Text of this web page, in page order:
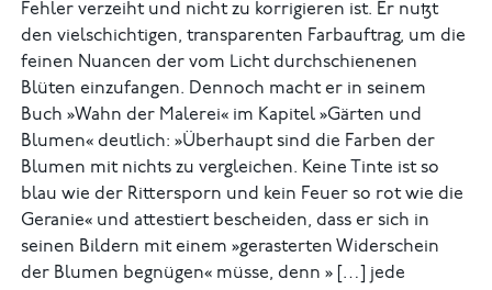
Fehler verzeiht und nicht zu korrigieren ist. Er nutzt
den vielschichtigen, transparenten Farbauftrag, um die
feinen Nuancen der vom Licht durchschienenen
Blüten einzufangen. Dennoch macht er in seinem
Buch »Wahn der Malerei« im Kapitel »Gärten und
Blumen« deutlich: »Überhaupt sind die Farben der
Blumen mit nichts zu vergleichen. Keine Tinte ist so
blau wie der Rittersporn und kein Feuer so rot wie die
Geranie« und at­testiert bescheiden, dass er sich in
seinen Bildern mit einem »gerasterten Widerschein
der Blumen begnügen« müsse, denn » […] jede